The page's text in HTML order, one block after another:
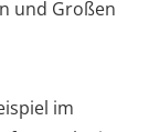
und Großen
im